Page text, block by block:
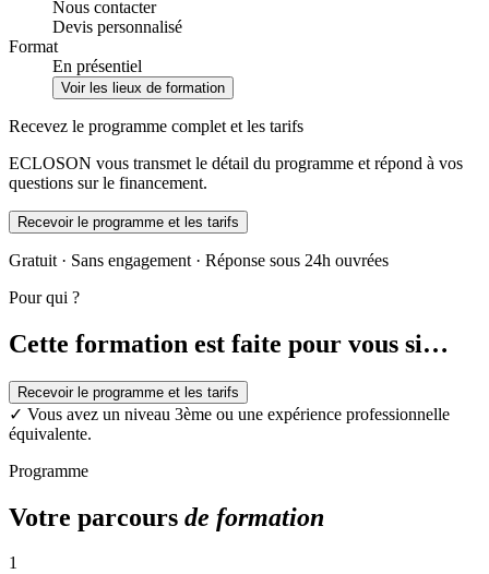
Nous contacter
Devis personnalisé
Format
En présentiel
Voir les lieux de formation
Recevez le programme complet et les tarifs
ECLOSON vous transmet le détail du programme et répond à vos
questions sur le financement.
Recevoir le programme et les tarifs
Gratuit · Sans engagement · Réponse sous 24h ouvrées
Pour qui ?
Cette formation est faite pour vous si…
Recevoir le programme et les tarifs
✓ Vous avez un niveau 3ème ou une expérience professionnelle
équivalente.
Programme
Votre parcours de formation
1